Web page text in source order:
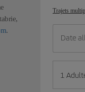
.
Trajets